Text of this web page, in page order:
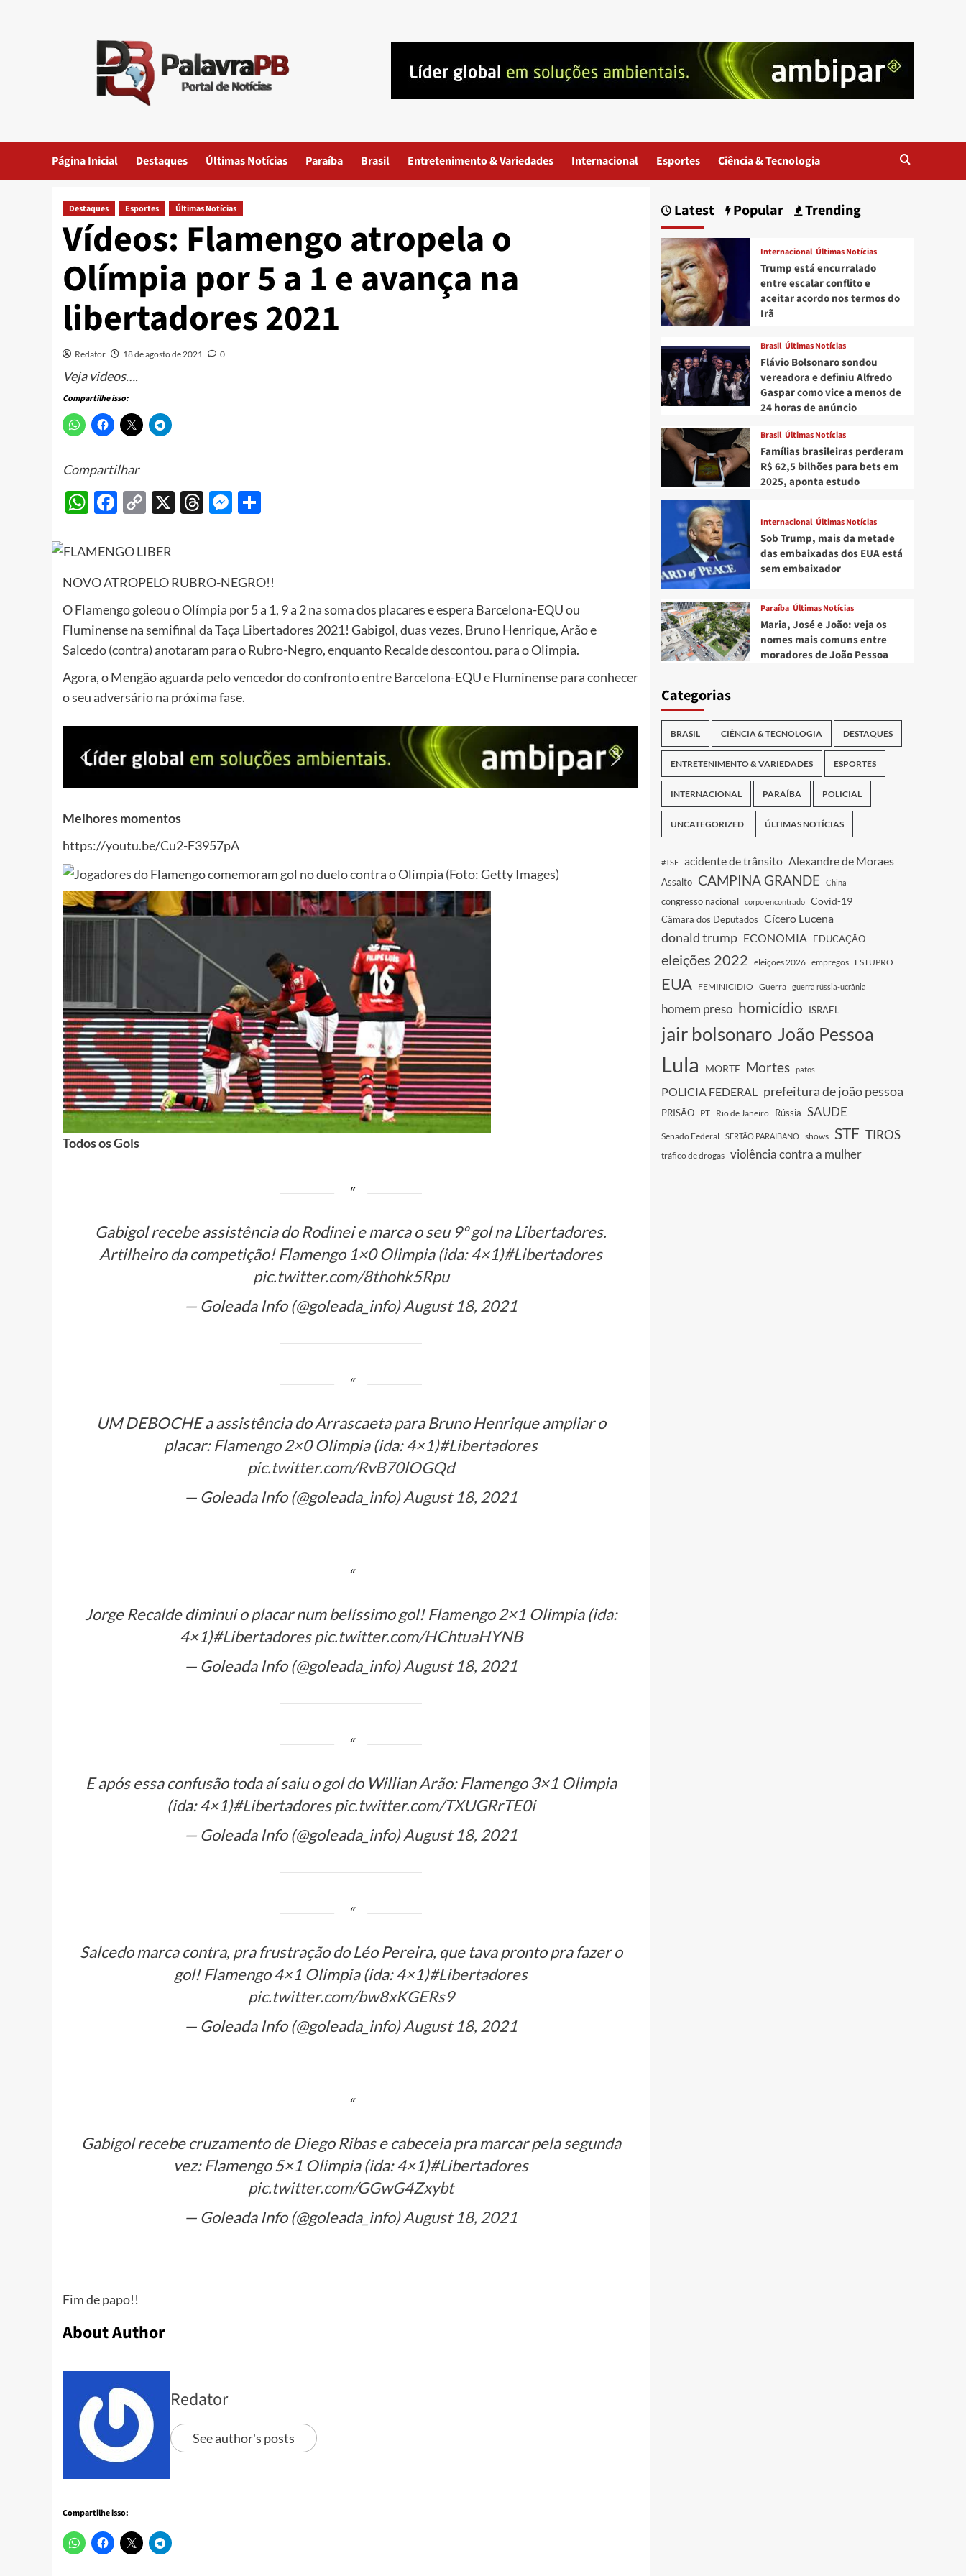
Página Inicial Destaques Últimas Notícias Paraíba Brasil Entretenimento & Variedades Internacional Esportes Ciência & Tecnologia
Destaques Esportes Últimas Notícias
Vídeos: Flamengo atropela o
Olímpia por 5 a 1 e avança na
libertadores 2021
Redator 18 de agosto de 2021 0
Veja videos….
Compartilhe isso:
Compartilhar
WhatsApp
Facebook
Copy
X Threads
Messenger
NOVO ATROPELO RUBRO-NEGRO!!
O Flamengo goleou o Olímpia por 5 a 1, 9 a 2 na soma dos placares e espera Barcelona-EQU ou
Fluminense na semifinal da Taça Libertadores 2021! Gabigol, duas vezes, Bruno Henrique, Arão e
Salcedo (contra) anotaram para o Rubro-Negro, enquanto Recalde descontou. para o Olimpia.
Agora, o Mengão aguarda pelo vencedor do confronto entre Barcelona-EQU e Fluminense para conhecer
o seu adversário na próxima fase.
Melhores momentos
https://youtu.be/Cu2-F3957pA
Todos os Gols
Gabigol recebe assistência do Rodinei e marca o seu 9º gol na Libertadores.
Artilheiro da competição! Flamengo 1×0 Olimpia (ida: 4×1)#Libertadores
pic.twitter.com/8thohk5Rpu
— Goleada Info (@goleada_info)August 18, 2021
UM DEBOCHE a assistência do Arrascaeta para Bruno Henrique ampliar o
placar: Flamengo 2×0 Olimpia (ida: 4×1)#Libertadores
pic.twitter.com/RvB70lOGQd
— Goleada Info (@goleada_info)August 18, 2021
Jorge Recalde diminui o placar num belíssimo gol! Flamengo 2×1 Olimpia (ida:
4×1)#Libertadores pic.twitter.com/HChtuaHYNB
— Goleada Info (@goleada_info)August 18, 2021
E após essa confusão toda aí saiu o gol do Willian Arão: Flamengo 3×1 Olimpia
(ida: 4×1)#Libertadores pic.twitter.com/TXUGRrTE0i
— Goleada Info (@goleada_info)August 18, 2021
Salcedo marca contra, pra frustração do Léo Pereira, que tava pronto pra fazer o
gol! Flamengo 4×1 Olimpia (ida: 4×1)#Libertadores
pic.twitter.com/bw8xKGERs9
— Goleada Info (@goleada_info)August 18, 2021
Gabigol recebe cruzamento de Diego Ribas e cabeceia pra marcar pela segunda
vez: Flamengo 5×1 Olimpia (ida: 4×1)#Libertadores
pic.twitter.com/GGwG4Zxybt
— Goleada Info (@goleada_info)August 18, 2021
Fim de papo!!
About Author
Redator
See author's posts
Compartilhe isso:
Latest Popular Trending
Internacional Últimas Notícias
Trump está encurralado
entre escalar conflito e
aceitar acordo nos termos do
Irã
Brasil Últimas Notícias
Flávio Bolsonaro sondou
vereadora e definiu Alfredo
Gaspar como vice a menos de
24 horas de anúncio
Brasil Últimas Notícias
Famílias brasileiras perderam
R$ 62,5 bilhões para bets em
2025, aponta estudo
Internacional Últimas Notícias
Sob Trump, mais da metade
das embaixadas dos EUA está
sem embaixador
Paraíba Últimas Notícias
Maria, José e João: veja os
nomes mais comuns entre
moradores de João Pessoa
Categorias
BRASIL CIÊNCIA & TECNOLOGIA DESTAQUES
ENTRETENIMENTO & VARIEDADES ESPORTES
INTERNACIONAL PARAÍBA POLICIAL
UNCATEGORIZED ÚLTIMAS NOTÍCIAS
#TSE acidente de trânsito Alexandre de Moraes
Assalto CAMPINA GRANDE China
congresso nacional corpo encontrado Covid-19
Câmara dos Deputados Cícero Lucena
donald trump ECONOMIA EDUCAÇÃO
eleições 2022 eleições 2026 empregos ESTUPRO
EUA FEMINICIDIO Guerra guerra rússia-ucrânia
homem preso homicídio ISRAEL
jair bolsonaro João Pessoa
Lula MORTE Mortes patos
POLICIA FEDERAL prefeitura de joão pessoa
PRISÃO PT Rio de Janeiro Rússia SAUDE
Senado Federal SERTÃO PARAIBANO shows STF TIROS
tráfico de drogas violência contra a mulher